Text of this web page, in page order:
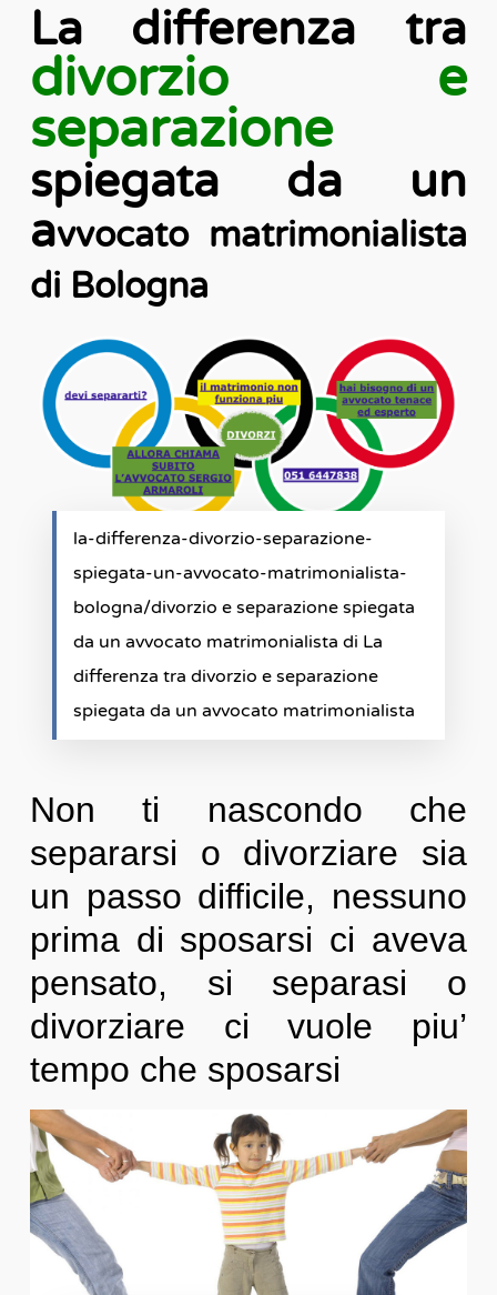
La differenza tra
divorzio e
separazione
spiegata da un
avvocato matrimonialista
di Bologna
la-differenza-divorzio-separazione-
spiegata-un-avvocato-matrimonialista-
bologna/divorzio e separazione spiegata
da un avvocato matrimonialista di La
differenza tra divorzio e separazione
spiegata da un avvocato matrimonialista
Non ti nascondo che
separarsi o divorziare sia
un passo difficile, nessuno
prima di sposarsi ci aveva
pensato, si separasi o
divorziare ci vuole piu’
tempo che sposarsi